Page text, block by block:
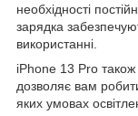
необхідності
зарядка
використанні.
iPhone 13 Pro
дозволяє вам
яких умовах